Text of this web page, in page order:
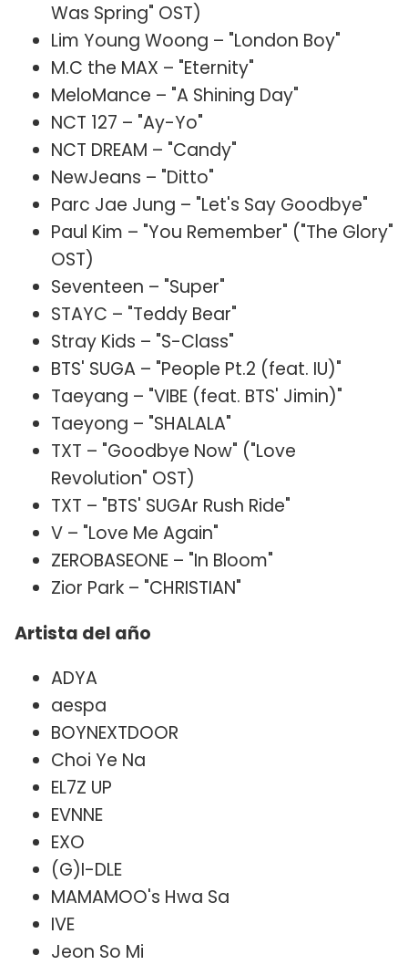
Was Spring" OST)
Lim Young Woong – "London Boy"
M.C the MAX – "Eternity"
MeloMance – "A Shining Day"
NCT 127 – "Ay-Yo"
NCT DREAM – "Candy"
NewJeans – "Ditto"
Parc Jae Jung – "Let's Say Goodbye"
Paul Kim – "You Remember" ("The Glory"
OST)
Seventeen – "Super"
STAYC – "Teddy Bear"
Stray Kids – "S-Class"
BTS' SUGA – "People Pt.2 (feat. IU)"
Taeyang – "VIBE (feat. BTS' Jimin)"
Taeyong – "SHALALA"
TXT – "Goodbye Now" ("Love
Revolution" OST)
TXT – "BTS' SUGAr Rush Ride"
V – "Love Me Again"
ZEROBASEONE – "In Bloom"
Zior Park – "CHRISTIAN"
Artista del año
ADYA
aespa
BOYNEXTDOOR
Choi Ye Na
EL7Z UP
EVNNE
EXO
(G)I-DLE
MAMAMOO's Hwa Sa
IVE
Jeon So Mi